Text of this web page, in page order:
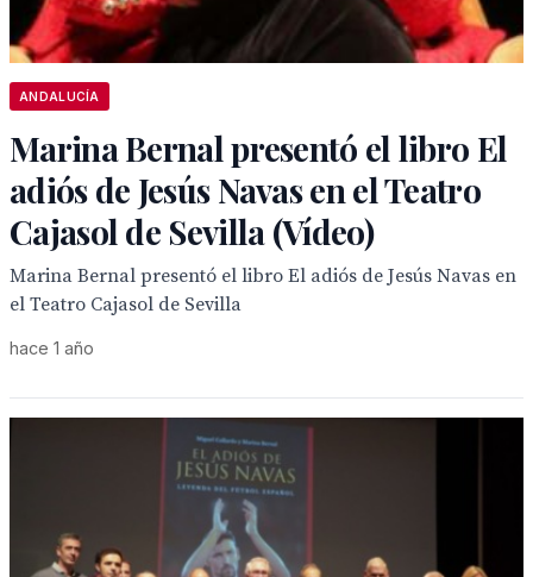
ANDALUCÍA
Marina Bernal presentó el libro El
adiós de Jesús Navas en el Teatro
Cajasol de Sevilla (Vídeo)
Marina Bernal presentó el libro El adiós de Jesús Navas en
el Teatro Cajasol de Sevilla
hace 1 año